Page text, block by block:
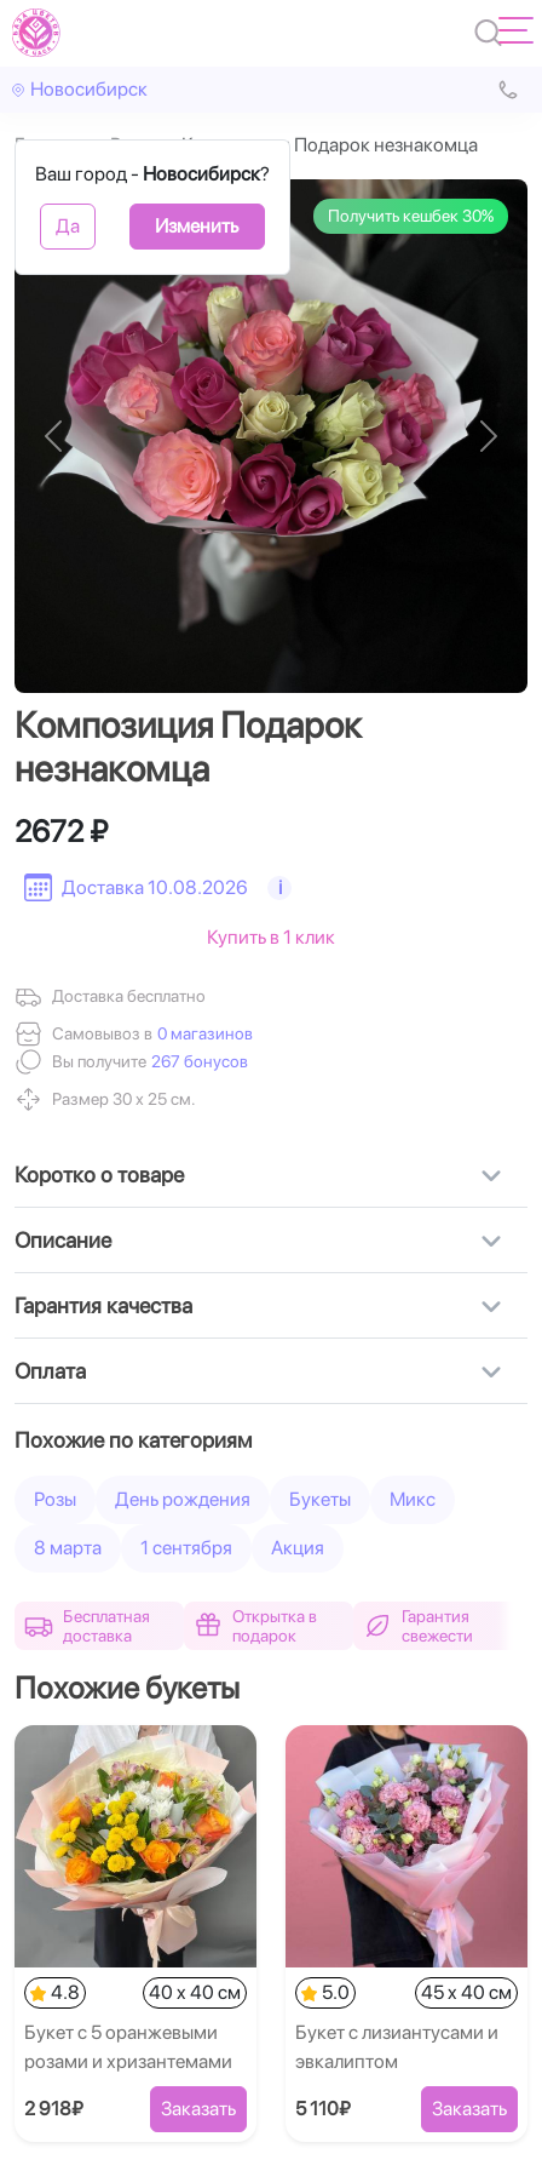
Новосибирск
Ваш город - Новосибирск?
Да Изменить
Главная Розы Композиция Подарок незнакомца
Получить кешбек 30%
Назад
Композиция Подарок
незнакомца
Доставка 10.08.2026 i
2672 ₽
Доставка бесплатно
Самовывоз в 0 магазинов
Вы получите 267 бонусов
Размер 30 х 25 см.
Купить в 1 клик
Коротко о товаре
Описание
Гарантия качества
Оплата
Похожие по категориям
Розы День рождения Букеты Микс
8 марта 1 сентября Акция
Бесплатная
доставка
Открытка в
подарок
Гарантия
свежести
Похожие букеты
4.8
40 x 40 см
Букет с 5 оранжевыми
розами и хризантемами
2 918₽ Заказать
5.0
45 x 40 см
Букет с лизиантусами и
эвкалиптом
5 110₽ Заказать